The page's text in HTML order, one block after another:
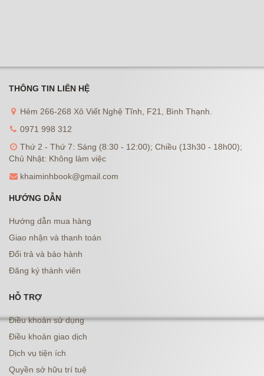
THÔNG TIN LIÊN HỆ
Hẻm 266-268 Xô Viết Nghệ Tĩnh, F21, Bình Thạnh.
0971 998 312
Thứ 2 - Thứ 7: Sáng (8:30 - 12:00); Chiều (13h30 - 18h00);
Chủ Nhật: Không làm việc
khaiminhbook@gmail.com
HƯỚNG DẪN
Hướng dẫn mua hàng
Giao nhận và thanh toán
Đổi trả và bảo hành
Đăng ký thành viên
HỖ TRỢ
Điều khoản sử dụng
Điều khoản giao dịch
Dịch vụ tiện ích
Quyền sở hữu trí tuệ